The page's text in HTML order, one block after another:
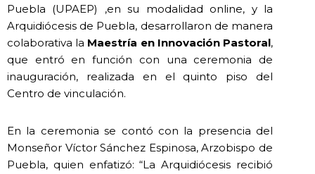
Puebla (UPAEP) ,en su modalidad online, y la
Arquidiócesis de Puebla, desarrollaron de manera
colaborativa la Maestría en Innovación Pastoral,
que entró en función con una ceremonia de
inauguración, realizada en el quinto piso del
Centro de vinculación.
En la ceremonia se contó con la presencia del
Monseñor Víctor Sánchez Espinosa, Arzobispo de
Puebla, quien enfatizó: “La Arquidiócesis recibió